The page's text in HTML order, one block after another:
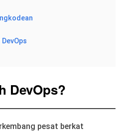
DevOps?
pesat berkat